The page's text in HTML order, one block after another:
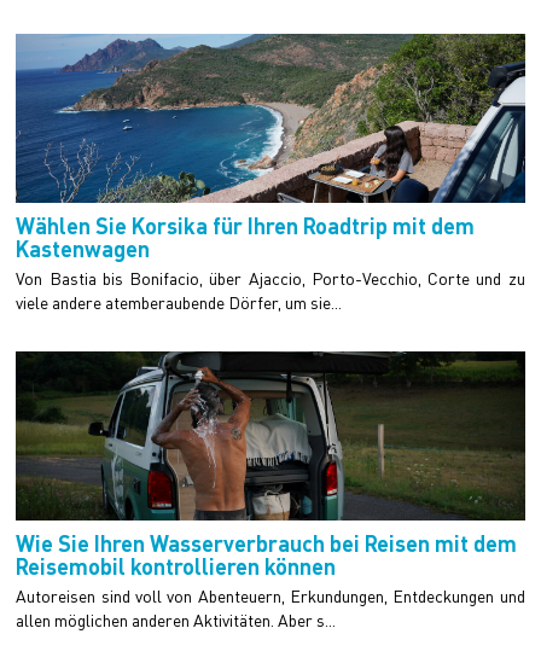
Wählen Sie Korsika für Ihren Roadtrip mit dem
Kastenwagen
Von Bastia bis Bonifacio, über Ajaccio, Porto-Vecchio, Corte und zu
viele andere atemberaubende Dörfer, um sie...
Wie Sie Ihren Wasserverbrauch bei Reisen mit dem
Reisemobil kontrollieren können
Autoreisen sind voll von Abenteuern, Erkundungen, Entdeckungen und
allen möglichen anderen Aktivitäten. Aber s...